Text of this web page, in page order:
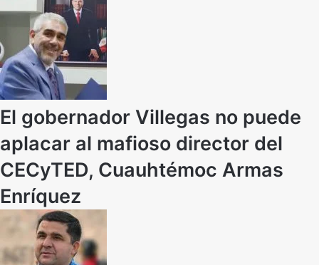
El gobernador Villegas no puede
aplacar al mafioso director del
CECyTED, Cuauhtémoc Armas
Enríquez